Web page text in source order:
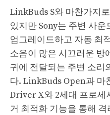
LinkBuds S와 마찬가지
있지만 Sony는 주변 사
업그레이드하고 자동 최
소음이 많은 시끄러운 방
귀에 전달되는 주변 소리
다. LinkBuds Open과 마
Driver X와 2세대 프로세
거 최적화 기능을 통해